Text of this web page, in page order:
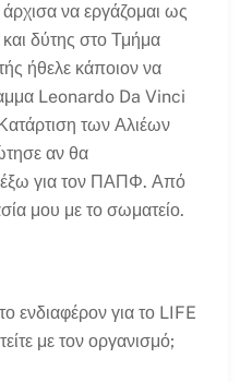
να εργάζομαι ως
δύτης στο Τμήμα
ήθελε κάποιον να
Leonardo Da Vinci
των Αλιέων
αν θα
για τον ΠΑΠΦ. Από
μου με το σωματείο.
ενδιαφέρον για το LIFE
με τον οργανισμό;